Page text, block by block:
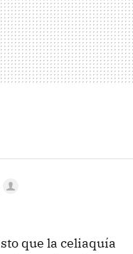
que la celiaquía